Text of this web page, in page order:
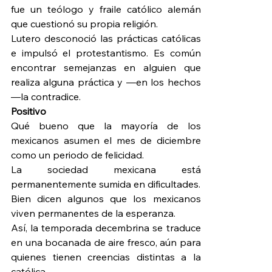
fue un teólogo y fraile católico alemán
que cuestionó su propia religión.
Lutero desconoció las prácticas católicas
e impulsó el protestantismo. Es común
encontrar semejanzas en alguien que
realiza alguna práctica y —en los hechos
—la contradice.
Positivo
Qué bueno que la mayoría de los
mexicanos asumen el mes de diciembre
como un periodo de felicidad.
La sociedad mexicana está
permanentemente sumida en dificultades.
Bien dicen algunos que los mexicanos
viven permanentes de la esperanza.
Así, la temporada decembrina se traduce
en una bocanada de aire fresco, aún para
quienes tienen creencias distintas a la